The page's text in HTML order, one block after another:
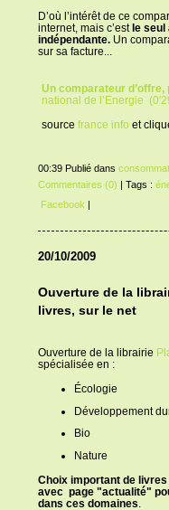
D’où l’intérêt de ce
internet, mais c’estle seul
indépendante.Un
sur sa facture...
Un comparateur d’offre,
national de l’Energie
source france info et
00:39 Publié dans
Commentaires (0) | Tags :
Facebook |
20/10/2009
Ouverture de la
livres, sur le net
Ouverture de la librairie
spécialisée en :
Écologie
Développement
Bio
Nature
Choix important de livres
avec page "actualité"
dans ces domaines